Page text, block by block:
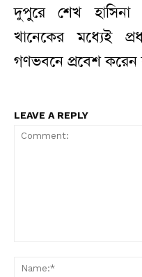
দুপুরে শেখ হাসিনা
খানেকের মধ্যেই
গণভবনে প্রবেশ করেন
LEAVE A REPLY